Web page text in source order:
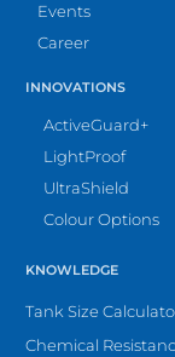
Events
Career
INNOVATIONS
ActiveGuard+
LightProof
UltraShield
Colour Options
KNOWLEDGE
Tank Size
Chemical